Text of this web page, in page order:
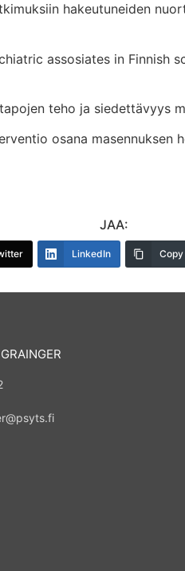
hakeutuneiden
assosiates in Finnish
teho ja siedettävyys
osana masennuksen
JAA:
LinkedIn